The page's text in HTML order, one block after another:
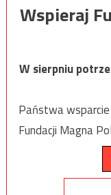
Wspieraj
W sierpniu
Państwa
Fundacji Magna